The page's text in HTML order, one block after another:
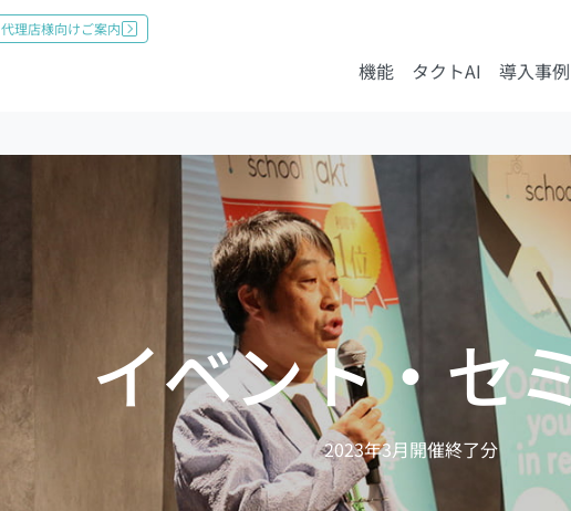
代理店様向けご案内
機能 タクトAI 導入事例
イベント・セ
2023年3月開催終了分